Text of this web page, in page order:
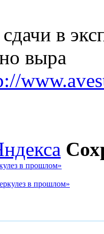
в
выра
в прошлом»